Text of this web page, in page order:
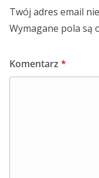
Twój adres email
Wymagane pola są
Komentarz *